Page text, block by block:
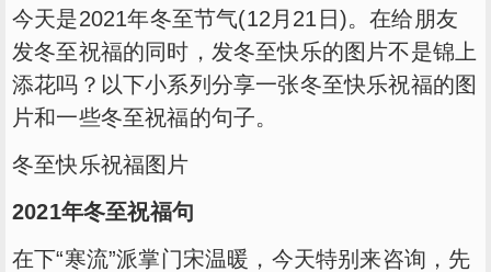
今天是2021年冬至节气(12月21日)。在给朋友
发冬至祝福的同时，发冬至快乐的图片不是锦上
添花吗？以下小系列分享一张冬至快乐祝福的图
片和一些冬至祝福的句子。
冬至快乐祝福图片
2021年冬至祝福句
在下“寒流”派掌门宋温暖，今天特别来咨询，先